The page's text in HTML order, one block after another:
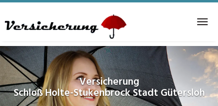
to
content
Versicherung
Schloß Holte-Stukenbrock Stadt Gütersloh